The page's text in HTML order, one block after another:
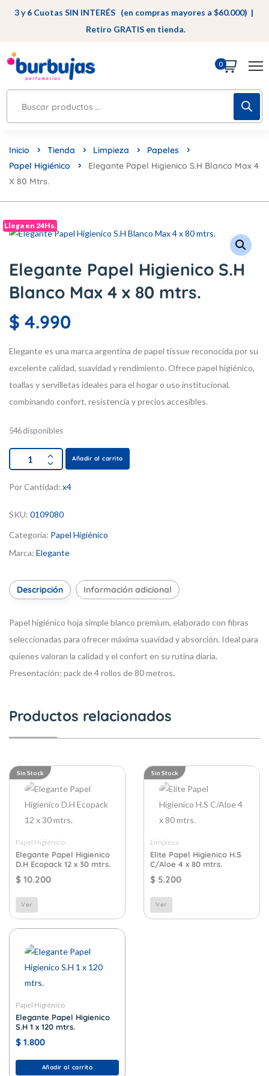
3 y 6 Cuotas SIN INTERÉS (en compras mayores a $60.000) |
Retiro GRATIS en tienda.
0
Inicio Tienda Limpieza
Papeles
Papel Higiénico
Elegante Papel Higienico S.H Blanco Max 4
X 80 Mtrs.
Llega en 24Hs.
Elegante Papel Higienico S.H
Blanco Max 4 x 80 mtrs.
$ 4.990
Elegante es una marca argentina de papel tissue reconocida por su
excelente calidad, suavidad y rendimiento. Ofrece papel higiénico,
toallas y servilletas ideales para el hogar o uso institucional,
combinando confort, resistencia y precios accesibles.
546 disponibles
Añadir al carrito
Por Cantidad: x4
SKU: 0109080
Categoría: Papel Higiénico
Marca: Elegante
Descripción Información adicional
Papel higiénico hoja simple blanco premium, elaborado con fibras
seleccionadas para ofrecer máxima suavidad y absorción. Ideal para
quienes valoran la calidad y el confort en su rutina diaria.
Presentación: pack de 4 rollos de 80 metros.
Productos relacionados
Sin Stock
Papel Higiénico
Elegante Papel Higienico
D.H Ecopack 12 x 30 mtrs.
$ 10.200
Ver
Sin Stock
Limpieza
Elite Papel Higienico H.S
C/Aloe 4 x 80 mtrs.
$ 5.200
Ver
Papel Higiénico
Elegante Papel Higienico
S.H 1 x 120 mtrs.
$ 1.800
Añadir al carrito